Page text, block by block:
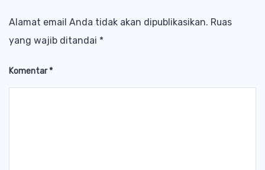
Alamat email Anda tidak akan dipublikasikan. Ruas
yang wajib ditandai *
Komentar*